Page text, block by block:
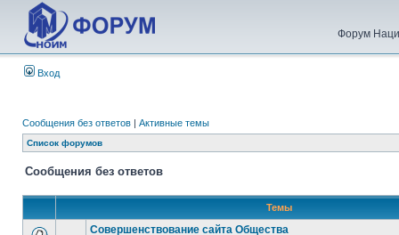
Форум
Вход
Сообщения без ответов | Активные темы
Список форумов
Сообщения без ответов
Темы
Совершенствование сайта Общества